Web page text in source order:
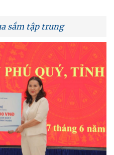
sắm tập trung